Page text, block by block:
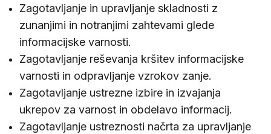
Zagotavljanje in upravljanje skladnosti z
zunanjimi in notranjimi zahtevami glede
informacijske varnosti.
Zagotavljanje reševanja kršitev informacijske
varnosti in odpravljanje vzrokov zanje.
Zagotavljanje ustrezne izbire in izvajanja
ukrepov za varnost in obdelavo informacij.
Zagotavljanje ustreznosti načrta za upravljanje